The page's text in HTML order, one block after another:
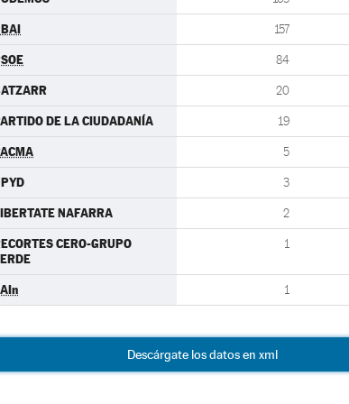
157
84
20
DE LA CIUDADANÍA 19
5
3
NAFARRA 2
CERO-GRUPO
1
1
Descárgate los datos en xml